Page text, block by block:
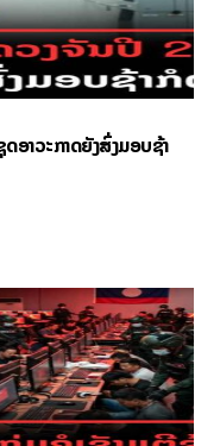
ອາວະກາດຍັງສົ່ງມອບຊ້າ